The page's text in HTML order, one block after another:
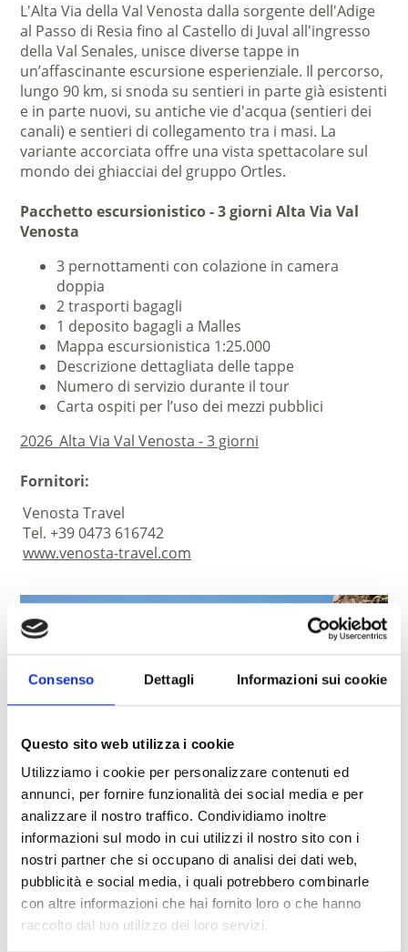
Consenso Dettagli Informazioni sui cookie
Questo sito web utilizza i cookie
Utilizziamo i cookie per personalizzare contenuti ed
annunci, per fornire funzionalità dei social media e per
analizzare il nostro traffico. Condividiamo inoltre
informazioni sul modo in cui utilizzi il nostro sito con i
nostri partner che si occupano di analisi dei dati web,
pubblicità e social media, i quali potrebbero combinarle
con altre informazioni che hai fornito loro o che hanno
raccolto dal tuo utilizzo dei loro servizi.
L'Alta Via della Val Venosta dalla sorgente dell'Adige
al Passo di Resia fino al Castello di Juval all'ingresso
della Val Senales, unisce diverse tappe in
un’affascinante escursione esperienziale. Il percorso,
lungo 90 km, si snoda su sentieri in parte già esistenti
e in parte nuovi, su antiche vie d'acqua (sentieri dei
canali) e sentieri di collegamento tra i masi. La
variante accorciata offre una vista spettacolare sul
mondo dei ghiacciai del gruppo Ortles.
Pacchetto escursionistico - 3 giorni Alta Via Val
Venosta
3 pernottamenti con colazione in camera
doppia
2 trasporti bagagli
1 deposito bagagli a Malles
Mappa escursionistica 1:25.000
Descrizione dettagliata delle tappe
Numero di servizio durante il tour
Carta ospiti per l’uso dei mezzi pubblici
2026_Alta Via Val Venosta - 3 giorni
Fornitori:
Venosta Travel
Tel. +39 0473 616742
www.venosta-travel.com
richiedere offerta